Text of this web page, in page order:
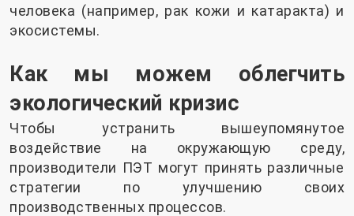
человека (например, рак кожи и катаракта) и
экосистемы.
Как мы можем облегчить
экологический кризис
Чтобы устранить вышеупомянутое
воздействие на окружающую среду,
производители ПЭТ могут принять различные
стратегии по улучшению своих
производственных процессов.